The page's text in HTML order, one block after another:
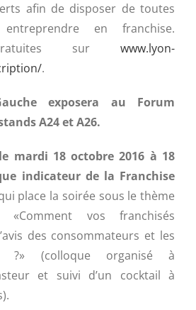
afin de disposer de toutes
en franchise.
gratuites sur www.lyon-
.
exposera au Forum
A24 et A26.
le mardi 18 octobre 2016 à 18
indicateur de la Franchise
place la soirée sous le thème
vos franchisés
des consommateurs et les
?» (colloque organisé à
et suivi d’un cocktail à